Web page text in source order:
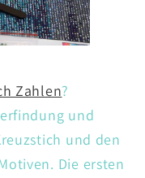
Zahlen?
und
und den
Die ersten